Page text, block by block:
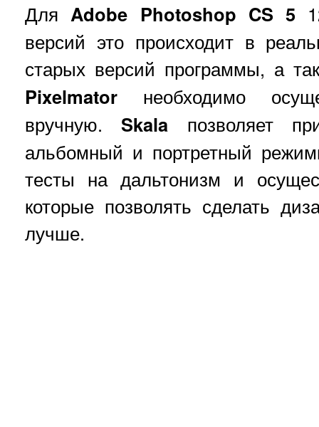
Для Adobe Photoshop CS 5
версий это происходит в
старых версий программы, а
Pixelmator необходимо
вручную.Skala позволяет
альбомный и портретный
тесты на дальтонизм и
которые позволять сделать
лучше.